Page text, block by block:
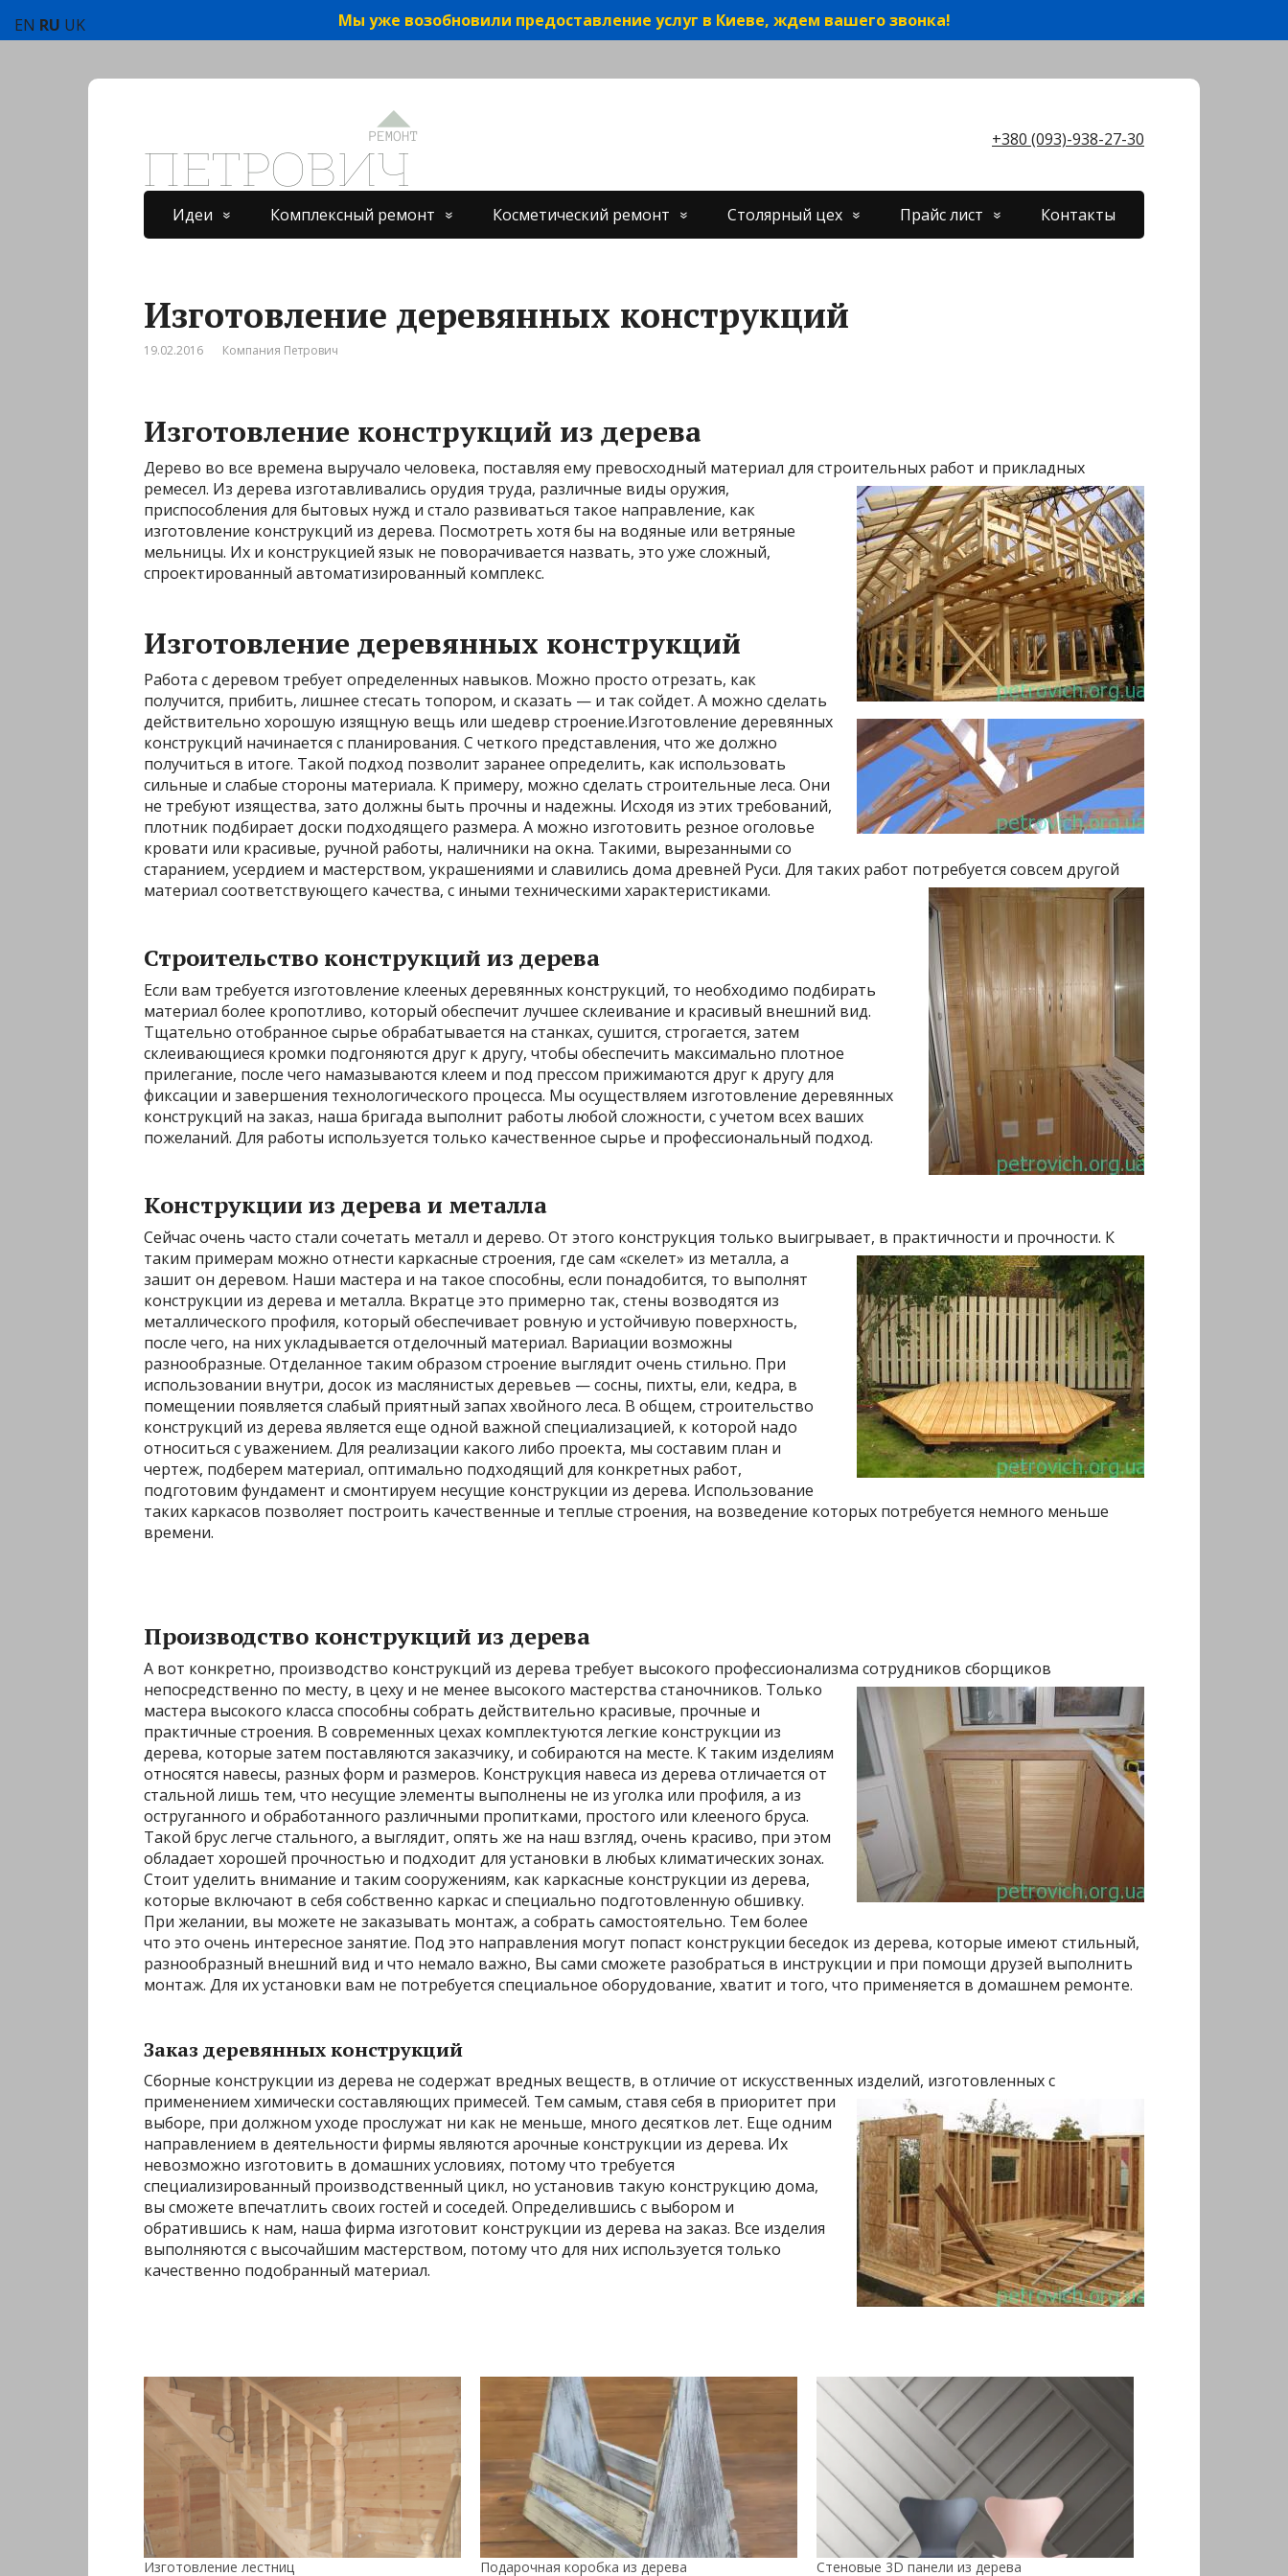
Мы уже возобновили предоставление услуг в Киеве, ждем вашего звонка!
+380 (093)-938-27-30
Идеи Комплексный ремонт Косметический ремонт Столярный цех Прайс лист Контакты
Изготовление деревянных конструкций
19.02.2016 Компания Петрович
Изготовление конструкций из дерева
Дерево во все времена выручало человека, поставляя ему превосходный материал для строительных работ и прикладных
ремесел. Из дерева изготавливались орудия труда, различные виды оружия,
приспособления для бытовых нужд и стало развиваться такое направление, как
изготовление конструкций из дерева. Посмотреть хотя бы на водяные или ветряные
мельницы. Их и конструкцией язык не поворачивается назвать, это уже сложный,
спроектированный автоматизированный комплекс.
Изготовление деревянных конструкций
Работа с деревом требует определенных навыков. Можно просто отрезать, как
получится, прибить, лишнее стесать топором, и сказать — и так сойдет. А можно сделать
действительно хорошую изящную вещь или шедевр строение.Изготовление деревянных
конструкций начинается с планирования. С четкого представления, что же должно
получиться в итоге. Такой подход позволит заранее определить, как использовать
сильные и слабые стороны материала. К примеру, можно сделать строительные леса. Они
не требуют изящества, зато должны быть прочны и надежны. Исходя из этих требований,
плотник подбирает доски подходящего размера. А можно изготовить резное оголовье
кровати или красивые, ручной работы, наличники на окна. Такими, вырезанными со
старанием, усердием и мастерством, украшениями и славились дома древней Руси. Для таких работ потребуется совсем другой
материал соответствующего качества, с иными техническими характеристиками.
Строительство конструкций из дерева
Если вам требуется изготовление клееных деревянных конструкций, то необходимо подбирать
материал более кропотливо, который обеспечит лучшее склеивание и красивый внешний вид.
Тщательно отобранное сырье обрабатывается на станках, сушится, строгается, затем
склеивающиеся кромки подгоняются друг к другу, чтобы обеспечить максимально плотное
прилегание, после чего намазываются клеем и под прессом прижимаются друг к другу для
фиксации и завершения технологического процесса. Мы осуществляем изготовление деревянных
конструкций на заказ, наша бригада выполнит работы любой сложности, с учетом всех ваших
пожеланий. Для работы используется только качественное сырье и профессиональный подход.
Конструкции из дерева и металла
Сейчас очень часто стали сочетать металл и дерево. От этого конструкция только выигрывает, в практичности и прочности. К
таким примерам можно отнести каркасные строения, где сам «скелет» из металла, а
зашит он деревом. Наши мастера и на такое способны, если понадобится, то выполнят
конструкции из дерева и металла. Вкратце это примерно так, стены возводятся из
металлического профиля, который обеспечивает ровную и устойчивую поверхность,
после чего, на них укладывается отделочный материал. Вариации возможны
разнообразные. Отделанное таким образом строение выглядит очень стильно. При
использовании внутри, досок из маслянистых деревьев — сосны, пихты, ели, кедра, в
помещении появляется слабый приятный запах хвойного леса. В общем, строительство
конструкций из дерева является еще одной важной специализацией, к которой надо
относиться с уважением. Для реализации какого либо проекта, мы составим план и
чертеж, подберем материал, оптимально подходящий для конкретных работ,
подготовим фундамент и смонтируем несущие конструкции из дерева. Использование
таких каркасов позволяет построить качественные и теплые строения, на возведение которых потребуется немного меньше
времени.
Производство конструкций из дерева
А вот конкретно, производство конструкций из дерева требует высокого профессионализма сотрудников сборщиков
непосредственно по месту, в цеху и не менее высокого мастерства станочников. Только
мастера высокого класса способны собрать действительно красивые, прочные и
практичные строения. В современных цехах комплектуются легкие конструкции из
дерева, которые затем поставляются заказчику, и собираются на месте. К таким изделиям
относятся навесы, разных форм и размеров. Конструкция навеса из дерева отличается от
стальной лишь тем, что несущие элементы выполнены не из уголка или профиля, а из
оструганного и обработанного различными пропитками, простого или клееного бруса.
Такой брус легче стального, а выглядит, опять же на наш взгляд, очень красиво, при этом
обладает хорошей прочностью и подходит для установки в любых климатических зонах.
Стоит уделить внимание и таким сооружениям, как каркасные конструкции из дерева,
которые включают в себя собственно каркас и специально подготовленную обшивку.
При желании, вы можете не заказывать монтаж, а собрать самостоятельно. Тем более
что это очень интересное занятие. Под это направления могут попаст конструкции беседок из дерева, которые имеют стильный,
разнообразный внешний вид и что немало важно, Вы сами сможете разобраться в инструкции и при помощи друзей выполнить
монтаж. Для их установки вам не потребуется специальное оборудование, хватит и того, что применяется в домашнем ремонте.
Заказ деревянных конструкций
Сборные конструкции из дерева не содержат вредных веществ, в отличие от искусственных изделий, изготовленных с
применением химически составляющих примесей. Тем самым, ставя себя в приоритет при
выборе, при должном уходе прослужат ни как не меньше, много десятков лет. Еще одним
направлением в деятельности фирмы являются арочные конструкции из дерева. Их
невозможно изготовить в домашних условиях, потому что требуется
специализированный производственный цикл, но установив такую конструкцию дома,
вы сможете впечатлить своих гостей и соседей. Определившись с выбором и
обратившись к нам, наша фирма изготовит конструкции из дерева на заказ. Все изделия
выполняются с высочайшим мастерством, потому что для них используется только
качественно подобранный материал.
Изготовление лестниц Подарочная коробка из дерева Стеновые 3D панели из дерева
EN RU UK